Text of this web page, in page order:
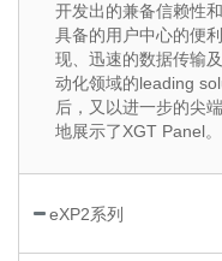
开发出的兼备信赖性
具备的用户中心的便
现、迅速的数据传输
动化领域的leading
后，又以进一步的尖
地展示了XGT Panel。
eXP2系列